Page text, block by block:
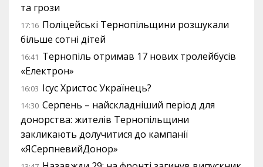
та грози
17:16 Поліцейські Тернопільщини розшукали
більше сотні дітей
16:41 Тернопіль отримав 17 нових тролейбусів
«Електрон»
16:03 Ісус Христос Українець?
14:30 Серпень – найскладніший період для
донорства: жителів Тернопільщини
закликають долучитися до кампанії
«ЯСерпневийДонор»